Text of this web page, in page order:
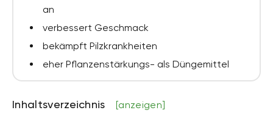
an
verbessert Geschmack
bekämpft Pilzkrankheiten
eher Pflanzenstärkungs- als Düngemittel
Inhaltsverzeichnis [anzeigen]